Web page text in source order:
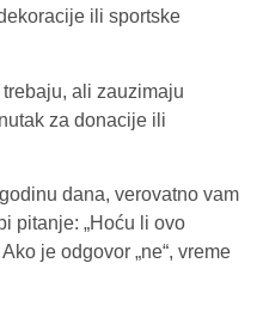
ili sportske
ali zauzimaju
za donacije ili
dana, verovatno vam
pitanje: „Hoću li ovo
je odgovor „ne“, vreme